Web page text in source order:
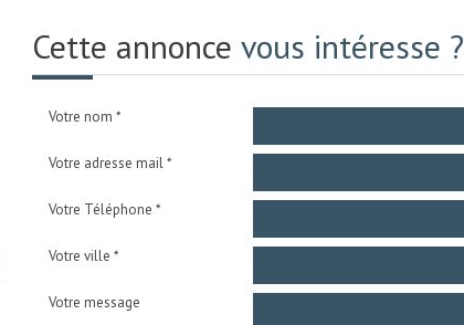
Cette annonce vous intéresse ?
Votre nom *
Votre adresse mail *
Votre Téléphone *
Votre ville *
Votre message